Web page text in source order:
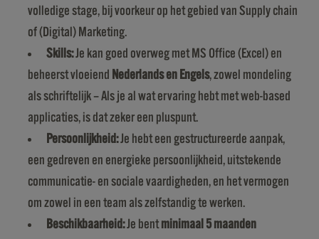
volledige stage, bij voorkeur op het gebied van Supply chain
of (Digital) Marketing.
Skills:Je kan goed overweg met MS Office (Excel) en
beheerst vloeiend Nederlands en Engels, zowel mondeling
als schriftelijk – Als je al wat ervaring hebt met web-based
applicaties, is dat zeker een pluspunt.
Persoonlijkheid:Je hebt een gestructureerde aanpak,
een gedreven en energieke persoonlijkheid, uitstekende
communicatie- en sociale vaardigheden, en het vermogen
om zowel in een team als zelfstandig te werken.
Beschikbaarheid:Je bentminimaal 5 maanden